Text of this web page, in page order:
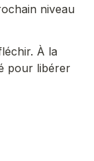
niveau
À la
pour libérer